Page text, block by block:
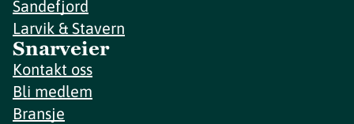
Sandefjord
Larvik & Stavern
Snarveier
Kontakt oss
Bli medlem
Bransje